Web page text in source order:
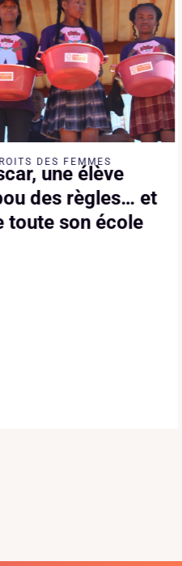
DES FEMMES
une élève
des règles… et
son école